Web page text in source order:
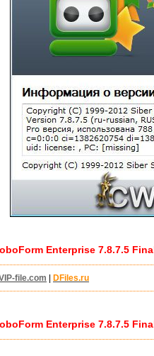
Enterprise 7.8.7.5
file.com DFiles.ru
Enterprise 7.8.7.5